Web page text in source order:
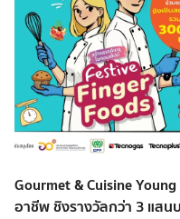
Gourmet & Cuisine
อาชีพ ชิงรางวัลกว่า 3 แส